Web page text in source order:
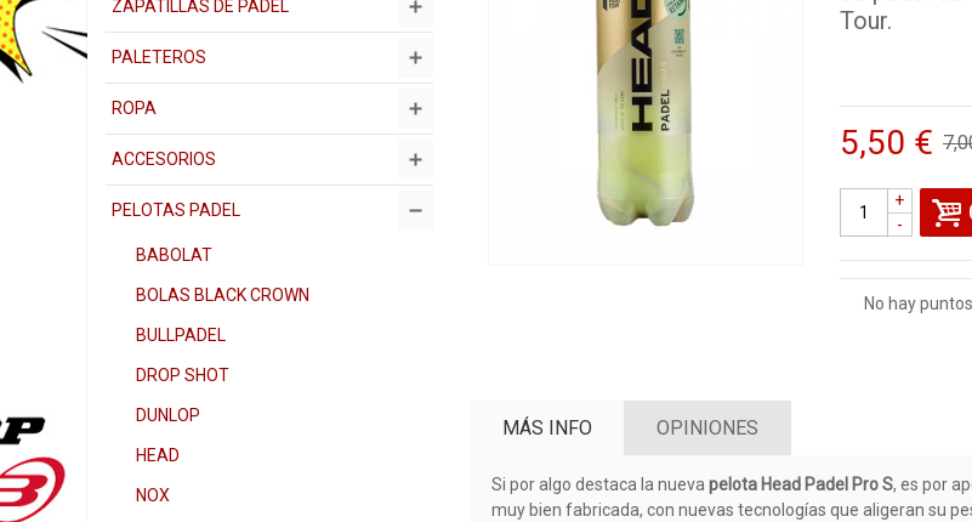
ZAPATILLAS DE PADEL
PALETEROS
ROPA
ACCESORIOS
PELOTAS PADEL
BABOLAT
BOLAS BLACK CROWN
BULLPADEL
DROP SHOT
DUNLOP
HEAD
NOX
Tour.
5,50 €
-
+
No hay
MÁS INFO OPINIONES
Si por algo destaca la nuevapelota Head Padel Pro S, es por
muy bien fabricada, con nuevas tecnologías que aligeran su